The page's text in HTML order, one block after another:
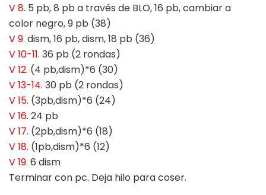
V 8. 5 pb, 8 pb a través de BLO, 16 pb, cambiar a
color negro, 9 pb (38)
V 9. dism, 16 pb, dism, 18 pb (36)
V 10-11. 36 pb (2 rondas)
V 12. (4 pb,dism)*6 (30)
V 13-14. 30 pb (2 rondas)
V 15. (3pb,dism)*6 (24)
V 16. 24 pb
V 17. (2pb,dism)*6 (18)
V 18. (1pb,dism)*6 (12)
V 19. 6 dism
Terminar con pc. Deja hilo para coser.